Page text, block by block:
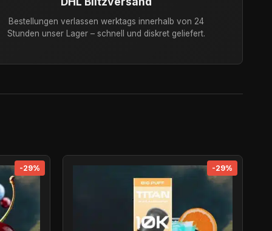
Bestellungen verlassen werktags innerhalb von 24
Stunden unser Lager – schnell und diskret geliefert.
-29% -29%